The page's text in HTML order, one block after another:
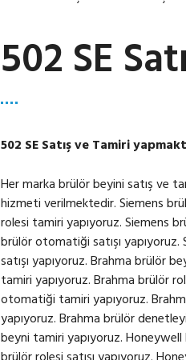
502 SE
502 SE Satış ve Tamiri
Her marka brülör beyini satış ve tamiri yapmaktayız. Brülör bakım, onarım ve revizyonu için 7/24 teknik servis hizmeti verilmektedir. Siemens brülör beyni tamiri yapıyoruz. Siemens brülör beyini satışı yapıyoruz. Siemens brülör rolesi tamiri yapıyoruz. Siemens brülör rolesi satışı yapıyoruz. Siemens brülör otomatiği tamiri yapıyoruz. Siemens brülör otomatiği satışı yapıyoruz. Siemens brülör kontrol kutusu tamiri yapıyoruz. Siemens brülör kontrol kutusu satışı yapıyoruz. Brahma brülör beyni tamiri yapıyoruz. Brahma brülör beyini satışı yapıyoruz. Brahma brülör rolesi tamiri yapıyoruz. Brahma brülör rolesi satışı yapıyoruz. Brahma brülör otomatiği satışı yapıyoruz. Brahma brülör otomatiği tamiri yapıyoruz. Brahma brülör kontrol kutusu tamiri yapıyoruz. Brahma brülör kontrol kutusu satışı yapıyoruz. Brahma brülör denetleyici tamiri yapıyoruz. Brahma brülör denetleyici satışı yapıyoruz. Honeywell brülör beyni tamiri yapıyoruz. Honeywell brülör beyini satışı yapıyoruz. Honeywell brülör rolesi tamiri yapıyoruz. Honeywell brülör rolesi satışı yapıyoruz. Honeywell brülör otomatiği tamiri yapıyoruz. Honeywell brülör otomatiği satışı yapıyoruz. Honeywell brülör kontrol kutusu tamiri yapıyoruz. Honeywell brülör kontrol kutusu satışı yapıyoruz. Honeywell brülör denetleyici tamiri yapıyoruz. Honeywell brüllör denetleyici satışı yapıyoruz. Sacmi brülör beyni tamiri yapıyoruz. Sacmi brülör beyini satışı yapıyoruz. Sacmi brülör rolesi tamiri yapıyoruz. Sacmi brülör rolesi satışı yapıyoruz. Sacmi brülör otomatiği tamiri yapıyoruz. Sacmi brülör otomatiği satışı yapıyoruz. Sacmi brülör denetleyici tamiri yapıyoruz. Sacmi brülör denetleyici satışı yapıyoruz. Sacmi brülör kontrol kutusu tamiri yapıyoruz. Sacmi brülör kontrol kutusu satışı yapıyoruz. Landis brülör beyni tamiri yapıyoruz. Landis brülör beyini satışı yapıyoruz. Landis brülör rolesi tamiri yapıyoruz. Landis brülör rolesi satışı yapıyoruz. Landis brülör otomatiği tamiri yapıyoruz. Landis brülör otomatiği satışı yapıyoruz. Landis brülör kontrol kutusu tamiri yapıyoruz. Landis brülör kontrol kutusu satışı yapıyoruz. Landis brülör denetleyici tamiri yapıyoruz. Landis brülör denetleyici satışı yapıyoruz. Kromschroder brülör beyni tamiri yapıyoruz. Krom Schroder brülör beyni satışı yapıyoruz. Kromschroder brülör rolesi tamiri yapıyoruz. Krom Schroder brülör rolesi satışı yapıyoruz. Kromschroder brülör otomatiği tamiri yapıyoruz. Krom Schroder brülör otomatiği satışı yapıyoruz. Kromschroder brülör kontrol kutusu tamiri yapıyoruz. Krom Schroder brülör kontrol kutusu satışı yapıyoruz. Kromschroder brülör denetleyici tamiri yapıyoruz. Krom Schroder brülör denetleyici satışı yapıyoruz. Satronic brülör beyni tamiri yapıyoruz. Satronic brülör beyini satışı yapıyoruz. Satronic brülör rolesi tamiri yapıyoruz. Satronic brülör rolesi satışı yapıyoruz. Satronic brülör otomatiği tamiri yapıyoruz. Satronic brülör otomatiği satışı yapıyoruz. Satronic brülör kontrol kutusu tamiri yapıyoruz. Satronic brülör kontrol kutusu satışı yapıyoruz. Satronic brülör denetleyici tamiri yapıyoruz. Satronic brülör denetleyici satışı yapıyoruz. Lamtec brülör beyni tamiri yapıyoruz. Lamtec brülör beyini tamiri yapıyoruz. Lamtec brülör rolesi tamiri yapıyoruz. Lamtec brülör rolesi satışı